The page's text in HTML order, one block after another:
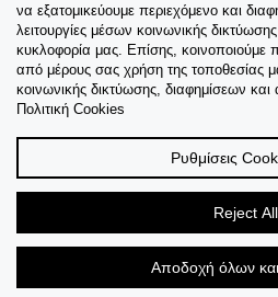
Εξυπηρέτηση
Collections
να εξατομικεύουμε περιεχόμενο και
λειτουργίες μέσων κοινωνικής
κυκλοφορία μας. Επίσης, κοινοποιούμε
από μέρους σας χρήση της τοποθεσίας
κοινωνικής δικτύωσης, διαφημίσεων
Πολιτική Cookies
Ρυθμίσεις
Reject All
Αποδοχή όλων και